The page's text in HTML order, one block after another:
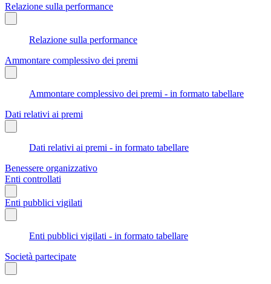
Relazione sulla performance
Relazione sulla performance
Ammontare complessivo dei premi
Ammontare complessivo dei premi - in formato tabellare
Dati relativi ai premi
Dati relativi ai premi - in formato tabellare
Benessere organizzativo
Enti controllati
Enti pubblici vigilati
Enti pubblici vigilati - in formato tabellare
Società partecipate